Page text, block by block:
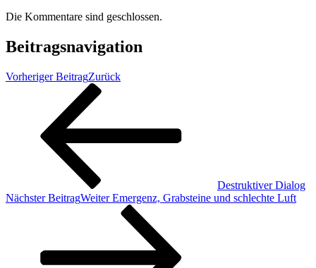
Die Kommentare sind geschlossen.
Beitragsnavigation
Vorheriger BeitragZurück
Destruktiver Dialog
Nächster BeitragWeiter Emergenz, Grabsteine und schlechte Luft